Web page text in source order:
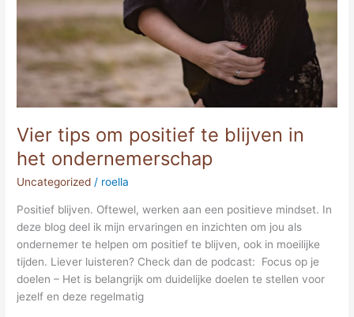
Vier tips om positief te blijven in
het ondernemerschap
Uncategorized / roella
Positief blijven. Oftewel, werken aan een positieve mindset. In
deze blog deel ik mijn ervaringen en inzichten om jou als
ondernemer te helpen om positief te blijven, ook in moeilijke
tijden. Liever luisteren? Check dan de podcast: Focus op je
doelen – Het is belangrijk om duidelijke doelen te stellen voor
jezelf en deze regelmatig